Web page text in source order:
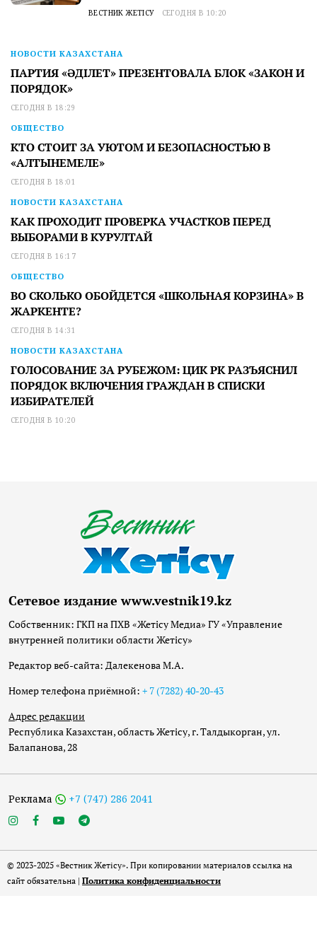
ВЕСТНИК ЖЕТІСУ СЕГОДНЯ В 10:20
НОВОСТИ КАЗАХСТАНА
ПАРТИЯ «ӘДІЛЕТ» ПРЕЗЕНТОВАЛА БЛОК «ЗАКОН И
ПОРЯДОК»
СЕГОДНЯ В 18:29
ОБЩЕСТВО
КТО СТОИТ ЗА УЮТОМ И БЕЗОПАСНОСТЬЮ В
«АЛТЫНЕМЕЛЕ»
СЕГОДНЯ В 18:01
НОВОСТИ КАЗАХСТАНА
КАК ПРОХОДИТ ПРОВЕРКА УЧАСТКОВ ПЕРЕД
ВЫБОРАМИ В КУРУЛТАЙ
СЕГОДНЯ В 16:17
ОБЩЕСТВО
ВО СКОЛЬКО ОБОЙДЕТСЯ «ШКОЛЬНАЯ КОРЗИНА» В
ЖАРКЕНТЕ?
СЕГОДНЯ В 14:31
НОВОСТИ КАЗАХСТАНА
ГОЛОСОВАНИЕ ЗА РУБЕЖОМ: ЦИК РК РАЗЪЯСНИЛ
ПОРЯДОК ВКЛЮЧЕНИЯ ГРАЖДАН В СПИСКИ
ИЗБИРАТЕЛЕЙ
СЕГОДНЯ В 10:20
Сетевое издание www.vestnik19.kz
Собственник: ГКП на ПХВ «Жетісу Медиа» ГУ «Управление
внутренней политики области Жетісу»
Редактор веб-сайта: Далекенова М.А.
Номер телефона приёмной: + 7 (7282) 40-20-43
Адрес редакции
Республика Казахстан, область Жетісу, г. Талдыкорган, ул.
Балапанова, 28
Реклама +7 (747) 286 2041
© 2023-2025 «Вестник Жетісу». При копировании материалов ссылка на
сайт обязательна | Политика конфиденциальности